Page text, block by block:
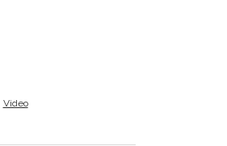
Video